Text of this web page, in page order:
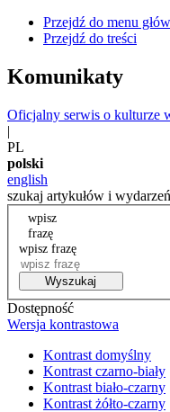
Przejdź do menu
Przejdź do treści
Komunikaty
Oficjalny serwis o kulturze
|
PL
polski
english
szukaj artykułów i wydarzeń
wpisz
frazę
wpisz frazę
Wyszukaj
Dostępność
Wersja kontrastowa
Kontrast domyślny
Kontrast czarno-biały
Kontrast biało-czarny
Kontrast żółto-czarny